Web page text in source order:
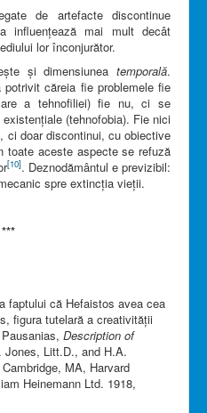
de artefacte discontinue
influențează mai mult decât
lor înconjurător.
și dimensiunea temporală.
căreia fie problemele fie
a tehnofiliei) fie nu, ci se
(tehnofobia). Fie nici
ci doar discontinui, cu obiective
toate aceste aspecte se refuză
[10]. Deznodământul e previzibil:
spre extincția vieții.
***
faptului că Hefaistos avea cea
figura tutelară a creativității
Description of
Jones, Litt.D., and H.A.
MA, Harvard
Heinemann Ltd. 1918,